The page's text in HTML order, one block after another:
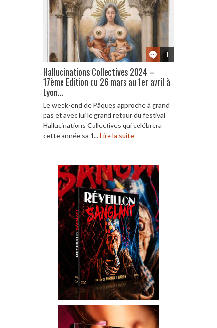
1
Hallucinations Collectives 2024 –
17ème Edition du 26 mars au 1er avril à
Lyon...
Le week-end de Pâques approche à grand
pas et avec lui le grand retour du festival
Hallucinations Collectives qui célébrera
cette année sa 1...Lire la suite